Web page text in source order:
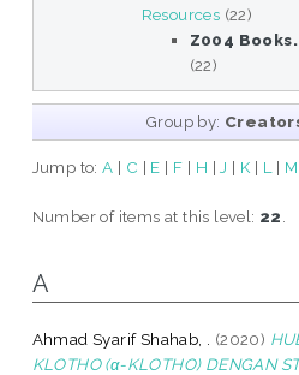
Resources (22)
Z004
(22)
Group by:
Jump to:A | C | E | F | H | J | K | L | M
Number of items at this level: 22
A
Ahmad Syarif Shahab, . (2020)
KLOTHO (α-KLOTHO) DENGAN